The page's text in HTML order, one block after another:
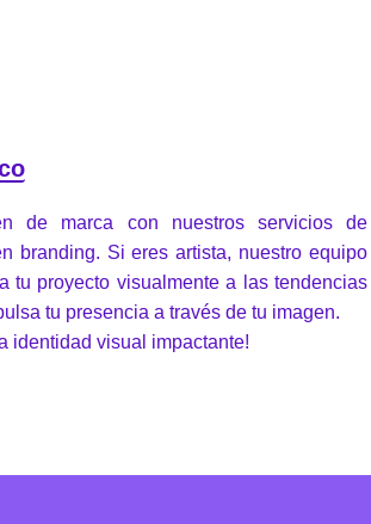
de marca con nuestros servicios de
branding. Si eres artista, nuestro equipo
tu proyecto visualmente a las tendencias
tu presencia a través de tu imagen.
identidad visual impactante!